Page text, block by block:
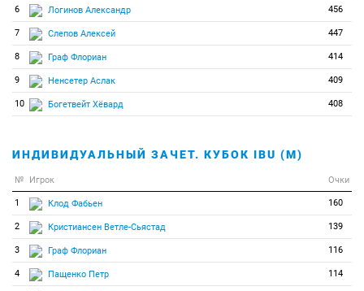
6 Логинов Александр 456
7 Слепов Алексей 447
8 Граф Флориан 414
9 Ненсетер Аслак 409
10 Богетвейт Хёвард 408
ИНДИВИДУАЛЬНЫЙ ЗАЧЕТ. КУБОК IBU (М)
№ Игрок Очки
1 Клод Фабьен 160
2 Кристиансен Ветле-Сьястад 139
3 Граф Флориан 116
4 Пащенко Петр 114